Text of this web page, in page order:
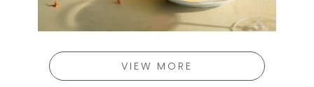
VIEW MORE